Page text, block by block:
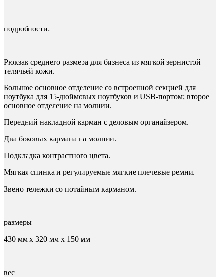
подробности:
Рюкзак среднего размера для бизнеса из мягкой зернистой
телячьей кожи.
Большое основное отделение со встроенной секцией для
ноутбука для 15-дюймовых ноутбуков и USB-портом; второе
основное отделение на молнии.
Передний накладной карман с деловым органайзером.
Два боковых кармана на молнии.
Подкладка контрастного цвета.
Мягкая спинка и регулируемые мягкие плечевые ремни.
Звено тележки со потайным карманом.
размеры
430 мм x 320 мм x 150 мм
вес